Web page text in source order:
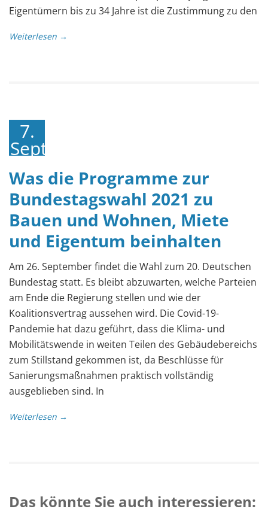
Eigentümern bis zu 34 Jahre ist die Zustimmung zu den
Weiterlesen →
7.
September
Was die Programme zur
Bundestagswahl 2021 zu
Bauen und Wohnen, Miete
und Eigentum beinhalten
Am 26. September findet die Wahl zum 20. Deutschen
Bundestag statt. Es bleibt abzuwarten, welche Parteien
am Ende die Regierung stellen und wie der
Koalitionsvertrag aussehen wird. Die Covid-19-
Pandemie hat dazu geführt, dass die Klima- und
Mobilitätswende in weiten Teilen des Gebäudebereichs
zum Stillstand gekommen ist, da Beschlüsse für
Sanierungsmaßnahmen praktisch vollständig
ausgeblieben sind. In
Weiterlesen →
Das könnte Sie auch interessieren: